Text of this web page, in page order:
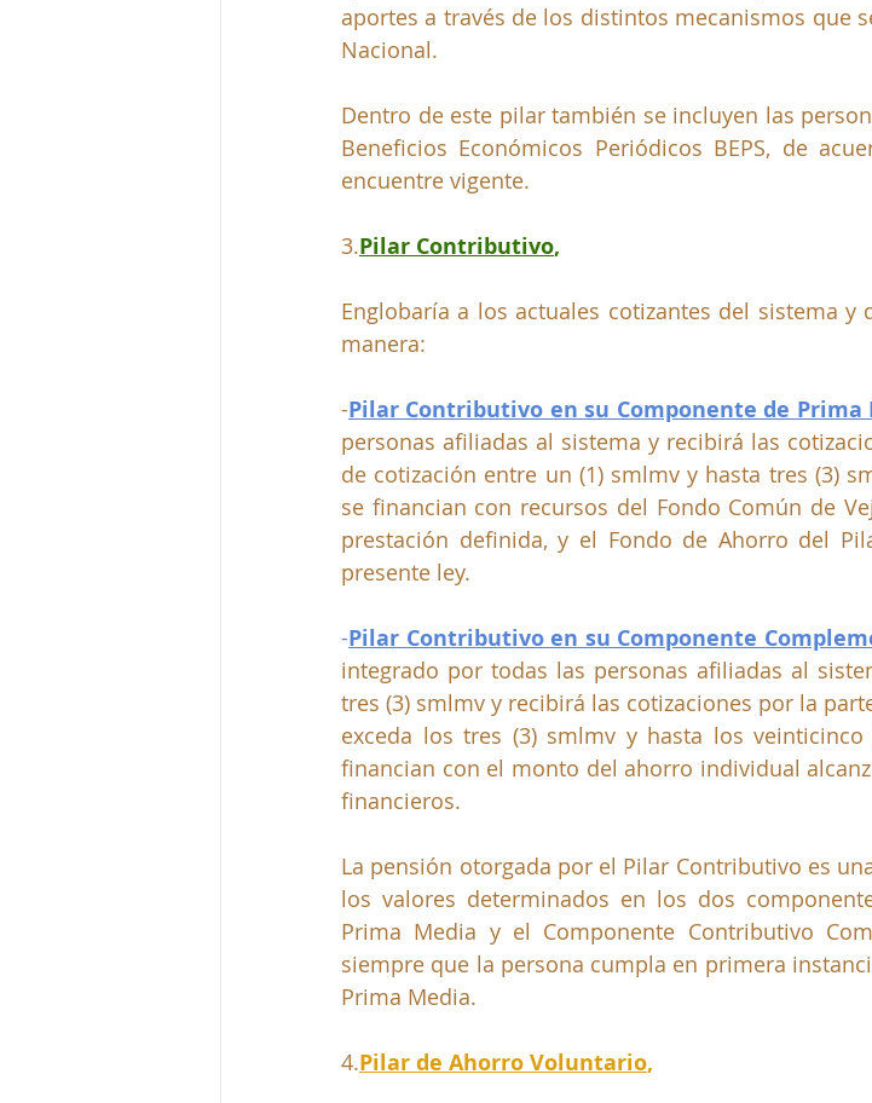
aportes a través de los distintos mecanismos que
Nacional.
Dentro de este pilar también se incluyen las
Beneficios Económicos Periódicos BEPS, de
encuentre vigente.
3.Pilar Contributivo,
Englobaría a los actuales cotizantes del sistema
manera:
-Pilar Contributivo en su Componente de Prima
personas afiliadas al sistema y recibirá las
de cotización entre un (1) smlmv y hasta tres (3)
se financian con recursos del Fondo Común de
prestación definida, y el Fondo de Ahorro del
presente ley.
-Pilar Contributivo en su Componente
integrado por todas las personas afiliadas al
tres (3) smlmv y recibirá las cotizaciones por la
exceda los tres (3) smlmv y hasta los
financian con el monto del ahorro individual
financieros.
La pensión otorgada por el Pilar Contributivo es
los valores determinados en los dos
Prima Media y el Componente Contributivo
siempre que la persona cumpla en primera
Prima Media.
4.Pilar de Ahorro Voluntario,